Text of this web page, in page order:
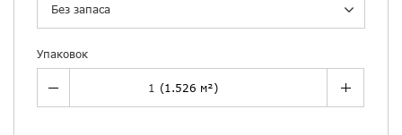
Без запаса
Упаковок